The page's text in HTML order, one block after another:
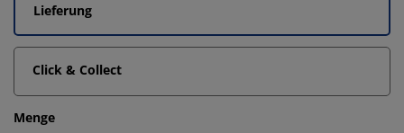
Lieferung
Click & Collect
Menge